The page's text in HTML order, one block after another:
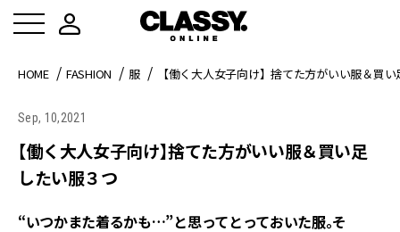
HOME FASHION 服 【働く大人女子向け】捨てた方がいい服＆買
Sep, 10,2021
【働く大人女子向け】捨てた方がいい服＆買い足
したい服３つ
“いつかまた着るかも…”と思ってとっておいた服。そ